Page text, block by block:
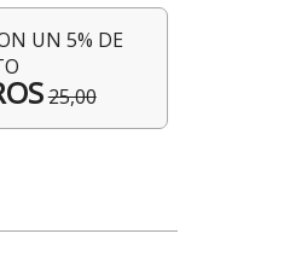
UN 5% DE
25,00